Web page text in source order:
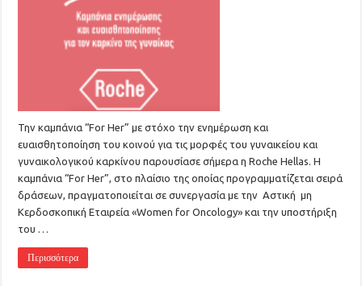
Την καμπάνια “For Her” με στόχο την ενημέρωση και
ευαισθητοποίηση του κοινού για τις μορφές του γυναικείου και
γυναικολογικού καρκίνου παρουσίασε σήμερα η Roche Hellas. Η
καμπάνια “For Her”, στο πλαίσιο της οποίας προγραμματίζεται σειρά
δράσεων, πραγματοποιείται σε συνεργασία με την Αστική μη
Κερδοσκοπική Εταιρεία «Women for Oncology» και την υποστήριξη
του …
Περισσότερα